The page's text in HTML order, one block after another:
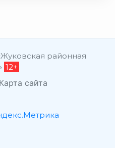
районная
12+
Карта сайта